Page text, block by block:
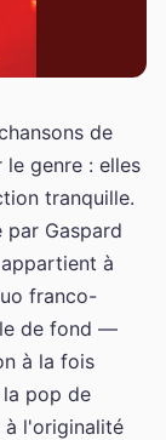
de
le genre : elles
tranquille.
par Gaspard
à
franco-
de fond —
à la fois
pop de
à l'originalité